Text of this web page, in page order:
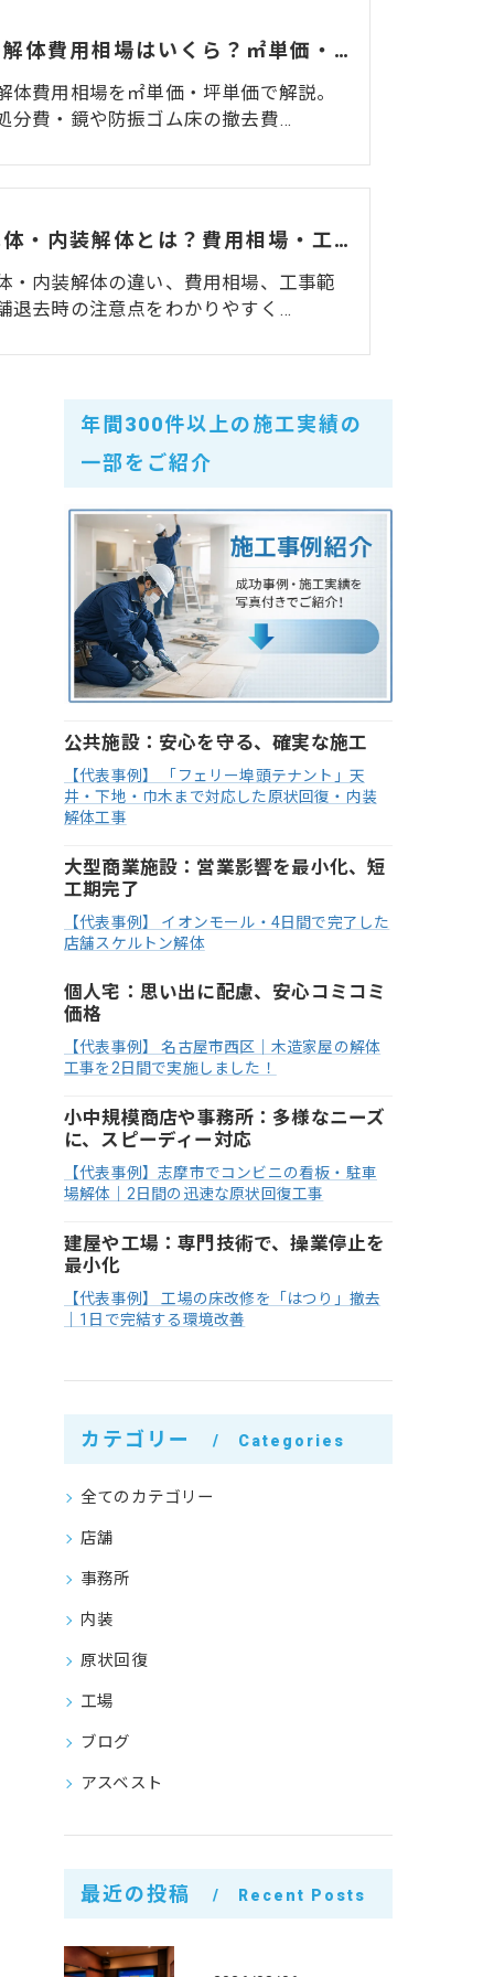
ジムの解体費用相場はいくら？㎡単価・坪単価・マシン処分費・費用を抑えるコツを解説
体費用相場を㎡単価・坪単価で解説。
分費・鏡や防振ゴム床の撤去費…
造作解体・内装解体とは？費用相場・工事範囲・退去時の注意点を解説
・内装解体の違い、費用相場、工事範
退去時の注意点をわかりやすく…
年間300件以上の施工実績の
一部をご紹介
公共施設：安心を守る、確実な施工
【代表事例】 「フェリー埠頭テナント」天
井・下地・巾木まで対応した原状回復・内装
解体工事
大型商業施設：営業影響を最小化、短
工期完了
【代表事例】 イオンモール・4日間で完了した
店舗スケルトン解体
個人宅：思い出に配慮、安心コミコミ
価格
【代表事例】 名古屋市西区｜木造家屋の解体
工事を2日間で実施しました！
小中規模商店や事務所：多様なニーズ
に、スピーディー対応
【代表事例】志摩市でコンビニの看板・駐車
場解体｜2日間の迅速な原状回復工事
建屋や工場：専門技術で、操業停止を
最小化
【代表事例】 工場の床改修を「はつり」撤去
｜1日で完結する環境改善
カテゴリー Categories
全てのカテゴリー
店舗
事務所
内装
原状回復
工場
ブログ
アスベスト
最近の投稿 Recent Posts